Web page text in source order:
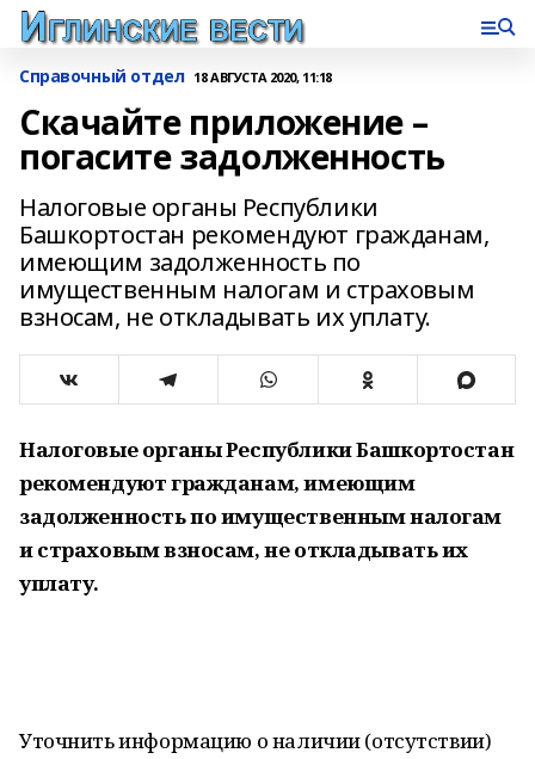
Справочный отдел 18 АВГУСТА 2020, 11:18
Скачайте приложение –
погасите задолженность
Налоговые органы Республики
Башкортостан рекомендуют гражданам,
имеющим задолженность по
имущественным налогам и страховым
взносам, не откладывать их уплату.
Налоговые органы Республики Башкортостан
рекомендуют гражданам, имеющим
задолженность по имущественным налогам
и страховым взносам, не откладывать их
уплату.
Уточнить информацию о наличии (отсутствии)